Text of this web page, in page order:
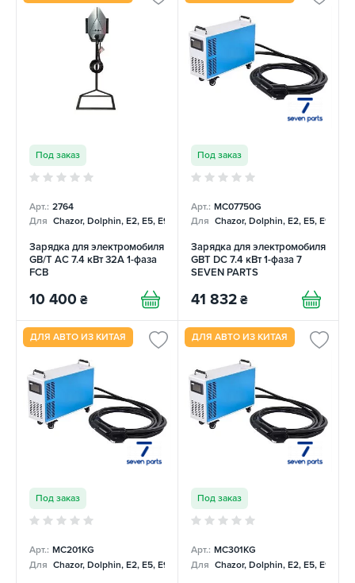
Под заказ
Арт.: 2764
Для Chazor, Dolphin, E2, E5, E9, Mercedes
Зарядка для электромобиля
GB/T AC 7.4 кВт 32А 1-фаза
FCB
10 400 ₴
Под заказ
Арт.: MC07750G
Для Chazor, Dolphin, E2, E5, E9,
Зарядка для электромобиля
GBT DC 7.4 кВт 1-фаза 7
SEVEN PARTS
41 832 ₴
ДЛЯ АВТО ИЗ КИТАЯ
Под заказ
Арт.: MC201KG
Для Chazor, Dolphin, E2, E5, E9, Mercedes
ДЛЯ АВТО ИЗ КИТАЯ
Под заказ
Арт.: MC301KG
Для Chazor, Dolphin, E2, E5, E9,